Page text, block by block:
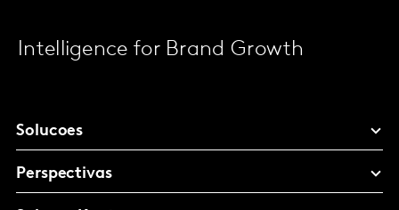
Intelligence for Brand Growth
Solucoes
Perspectivas